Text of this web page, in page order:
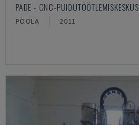
PADE - CNC-PUIDUTÖÖTLEMISKESKUS
POOLA 2011